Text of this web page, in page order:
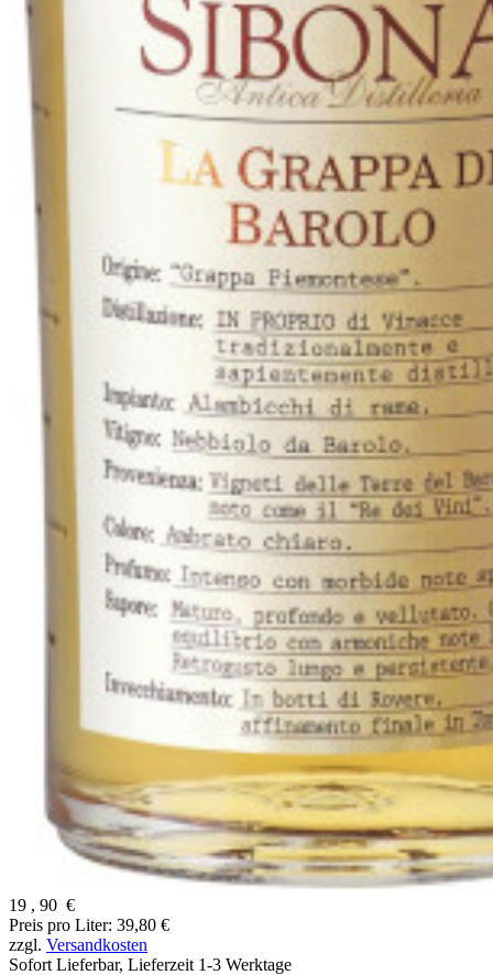
19 , 90 €
Preis pro Liter: 39,80 €
zzgl. Versandkosten
Sofort Lieferbar, Lieferzeit 1-3 Werktage